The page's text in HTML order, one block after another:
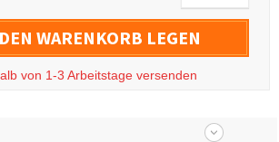
WARENKORB LEGEN
von 1-3 Arbeitstage versenden